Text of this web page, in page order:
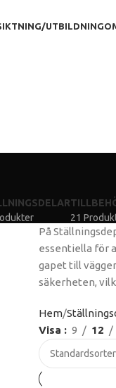
UTBILDNING
21
På
essentiella för
gapet till
säkerheten,
Hem
Visa
9 12